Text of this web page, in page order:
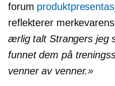
forum
reflekterer
ærlig talt Strangers jeg
funnet dem på
venner av venner.»